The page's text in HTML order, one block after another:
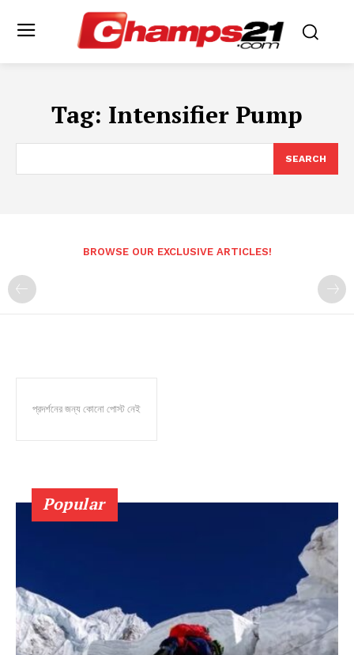
Tag: Intensifier Pump
SEARCH
BROWSE OUR EXCLUSIVE ARTICLES!
প্রদর্শনের জন্য কোনো পোস্ট নেই
Popular